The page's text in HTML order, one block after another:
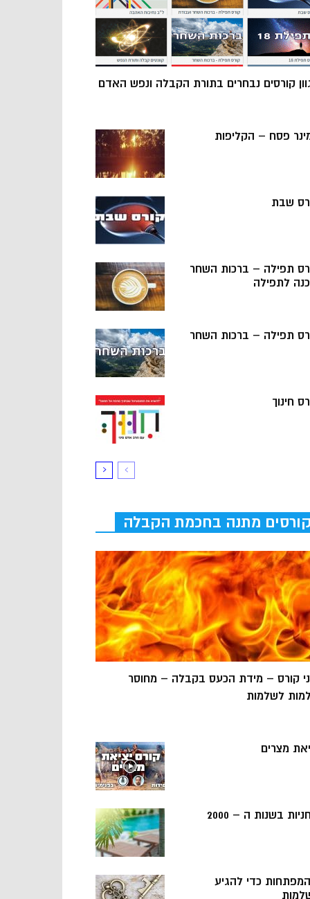
קורסים נבחרים בתורת הקבלה ונפש האדם
פסח – הקליפות
שבת
תפילה – ברכות השחר
לתפילה
תפילה – ברכות השחר
חינוך
קורסים מתנה בחכמת הקבלה
קורס – מידת הכעס בקבלה – מחוסר
לשלמות
מצרים
בשנות ה – 2000
5 המפתחות כדי להגיע